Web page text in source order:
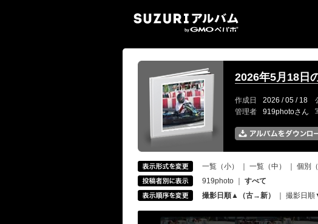
2026年5月18日
作成日 2026 / 05 / 18
管理者
919photoさん
一覧（小） 一覧（中） 個別（
919photo
すべて
撮影日順▲（古→新）
撮影日順